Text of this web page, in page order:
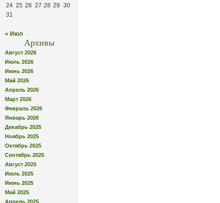
24 25 26 27 28 29 30
31
« Июл
Архивы
Август 2026
Июль 2026
Июнь 2026
Май 2026
Апрель 2026
Март 2026
Февраль 2026
Январь 2026
Декабрь 2025
Ноябрь 2025
Октябрь 2025
Сентябрь 2025
Август 2025
Июль 2025
Июнь 2025
Май 2025
Апрель 2025